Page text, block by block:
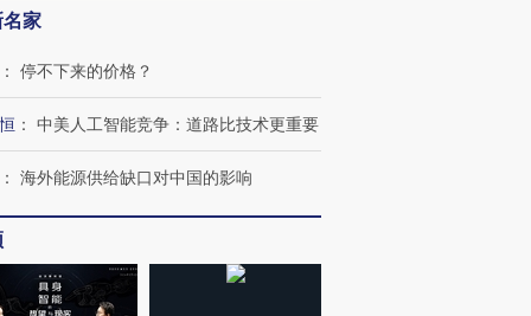
家
： 停不下来的价格？
： 中美人工智能竞争：道路比技术更重要
： 海外能源供给缺口对中国的影响